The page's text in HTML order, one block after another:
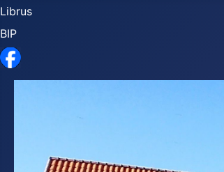
Librus
BIP
Facebook